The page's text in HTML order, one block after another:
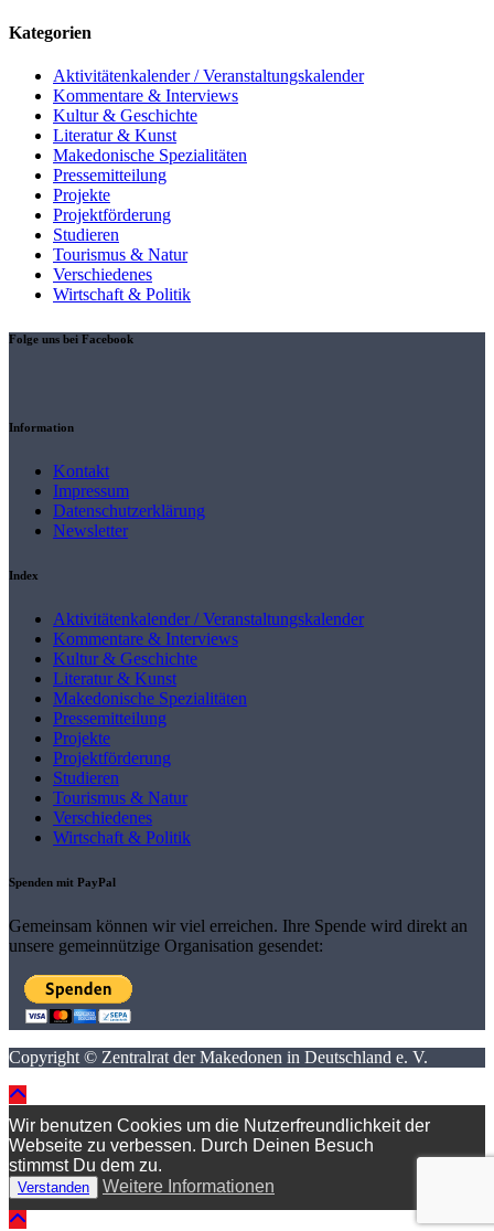
Kategorien
Aktivitätenkalender / Veranstaltungskalender
Kommentare & Interviews
Kultur & Geschichte
Literatur & Kunst
Makedonische Spezialitäten
Pressemitteilung
Projekte
Projektförderung
Studieren
Tourismus & Natur
Verschiedenes
Wirtschaft & Politik
Folge uns bei Facebook
Information
Kontakt
Impressum
Datenschutzerklärung
Newsletter
Index
Aktivitätenkalender / Veranstaltungskalender
Kommentare & Interviews
Kultur & Geschichte
Literatur & Kunst
Makedonische Spezialitäten
Pressemitteilung
Projekte
Projektförderung
Studieren
Tourismus & Natur
Verschiedenes
Wirtschaft & Politik
Spenden mit PayPal
Gemeinsam können wir viel erreichen. Ihre Spende wird direkt an
unsere gemeinnützige Organisation gesendet:
Copyright © Zentralrat der Makedonen in Deutschland e. V.
Wir benutzen Cookies um die Nutzerfreundlichkeit der
Webseite zu verbessen. Durch Deinen Besuch
stimmst Du dem zu.
Verstanden Weitere Informationen